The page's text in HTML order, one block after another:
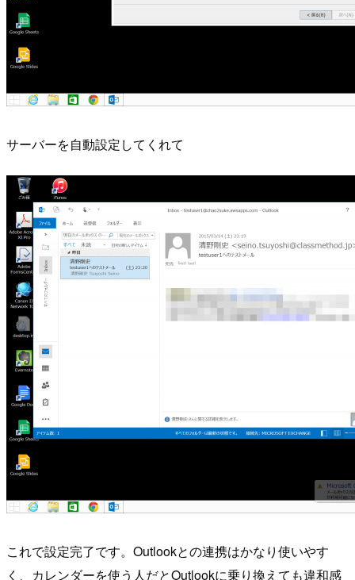
サーバーを自動設定してくれて
これで設定完了です。Outlookとの連携はかなり使いやす
く、カレンダーを使う人だとOutlookに乗り換えても違和感